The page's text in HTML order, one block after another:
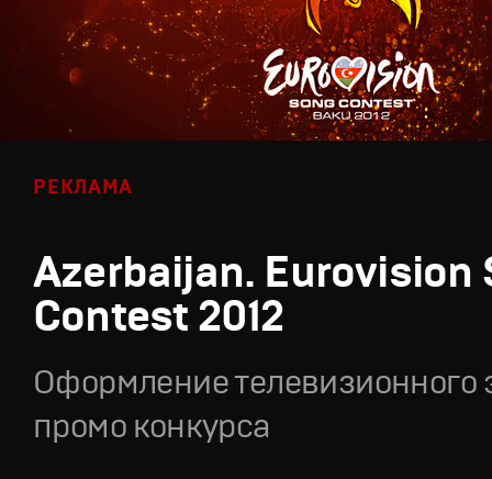
РЕКЛАМА
Azerbaijan. Eurovision
Contest 2012
Оформление телевизионного
промо конкурса